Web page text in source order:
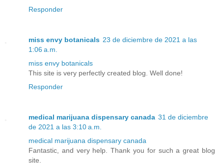
Responder
miss envy botanicals 23 de diciembre de 2021 a las
1:06 a.m.
miss envy botanicals
This site is very perfectly created blog. Well done!
Responder
medical marijuana dispensary canada 31 de diciembre
de 2021 a las 3:10 a.m.
medical marijuana dispensary canada
Fantastic, and very help. Thank you for such a great blog
site.